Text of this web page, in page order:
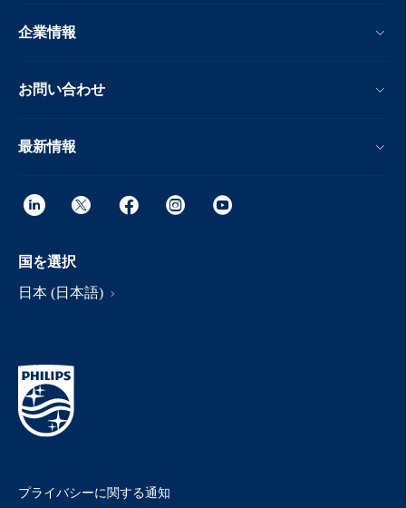
企業情報
お問い合わせ
最新情報
国を選択
日本 (日本語)
プライバシーに関する通知